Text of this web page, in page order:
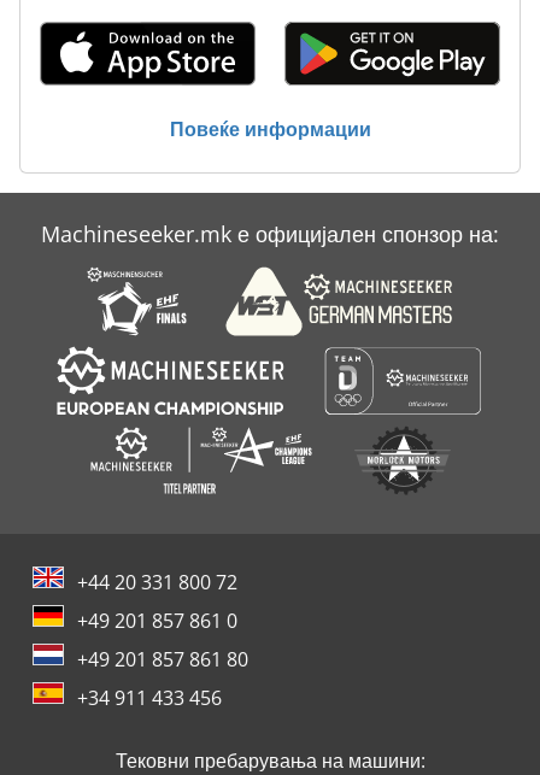
Повеќе информации
Machineseeker.mk е официјален спонзор на:
+44 20 331 800 72
+49 201 857 861 0
+49 201 857 861 80
+34 911 433 456
Тековни пребарувања на машини: